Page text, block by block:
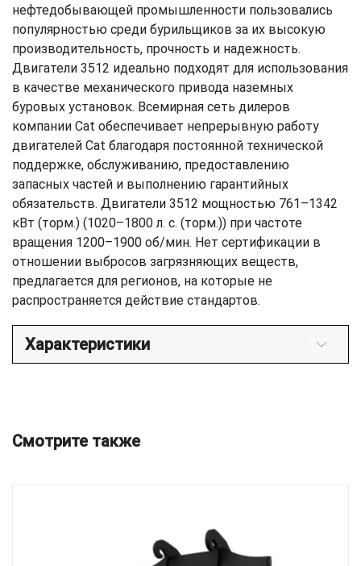
нефтедобывающей промышленности пользовались
популярностью среди бурильщиков за их высокую
производительность, прочность и надежность.
Двигатели 3512 идеально подходят для использования
в качестве механического привода наземных
буровых установок. Всемирная сеть дилеров
компании Cat обеспечивает непрерывную работу
двигателей Cat благодаря постоянной технической
поддержке, обслуживанию, предоставлению
запасных частей и выполнению гарантийных
обязательств. Двигатели 3512 мощностью 761–1342
кВт (торм.) (1020–1800 л. с. (торм.)) при частоте
вращения 1200–1900 об/мин. Нет сертификации в
отношении выбросов загрязняющих веществ,
предлагается для регионов, на которые не
распространяется действие стандартов.
Характеристики
Смотрите также